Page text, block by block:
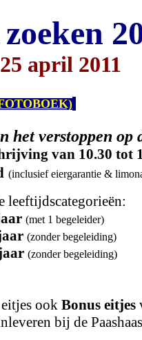
april 2011
het verstoppen
van 10.30 tot
(inclusief eiergarantie &
leeftijdscategorieën:
(met 1 begeleider)
(zonder begeleiding)
(zonder begeleiding)
eitjes ook Bonus eitjes
bij de